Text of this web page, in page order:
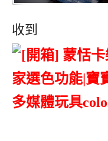
收到